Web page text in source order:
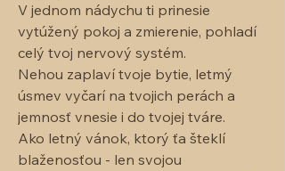
V jednom nádychu ti prinesie
vytúžený pokoj a zmierenie, pohladí
celý tvoj nervový systém.
Nehou zaplaví tvoje bytie, letmý
úsmev vyčarí na tvojich perách a
jemnosť vnesie i do tvojej tváre.
Ako letný vánok, ktorý ťa šteklí
blaženosťou - len svojou